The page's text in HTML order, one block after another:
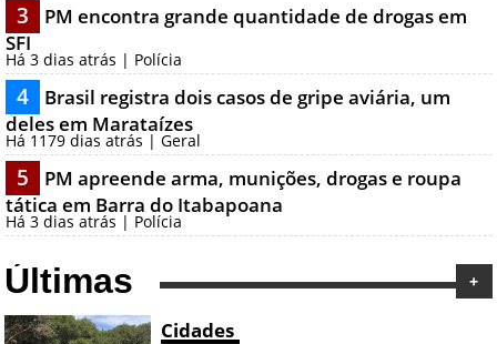
3
PM encontra grande quantidade de drogas em
SFI
Há 3 dias atrás | Polícia
4
Brasil registra dois casos de gripe aviária, um
deles em Marataízes
Há 1179 dias atrás | Geral
5
PM apreende arma, munições, drogas e roupa
tática em Barra do Itabapoana
Há 3 dias atrás | Polícia
Últimas +
Cidades